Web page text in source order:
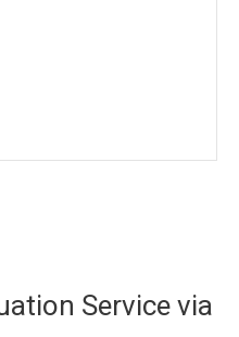
Service via